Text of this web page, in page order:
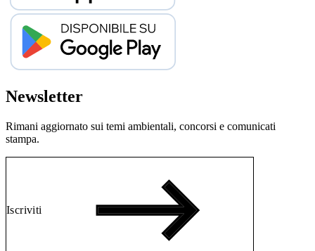
Newsletter
Rimani aggiornato sui temi ambientali, concorsi e comunicati
stampa.
Iscriviti